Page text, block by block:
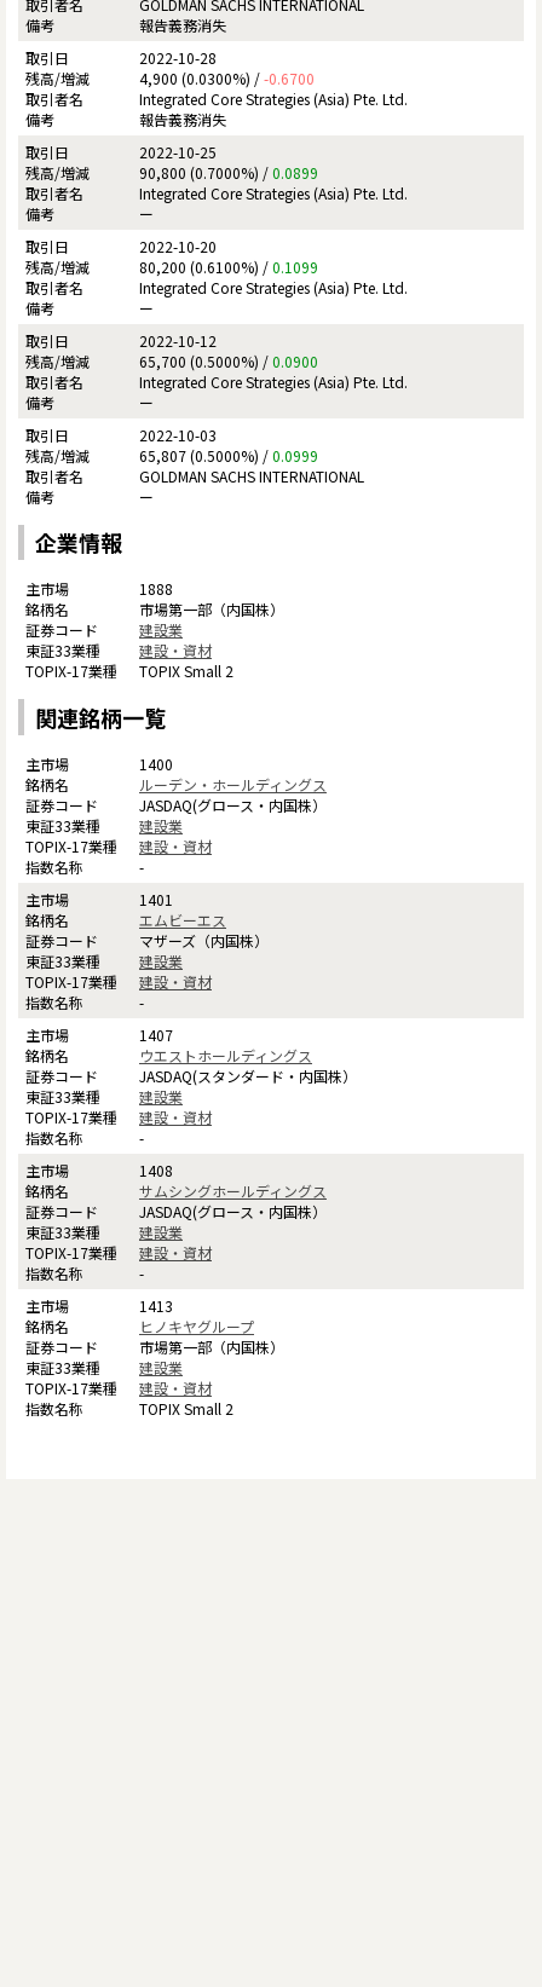
報告義務消失
2022-10-28
4,900 (0.0300%) /-0.6700
Integrated Core Strategies (Asia) Pte. Ltd.
報告義務消失
2022-10-25
90,800 (0.7000%) /0.0899
Integrated Core Strategies (Asia) Pte. Ltd.
ー
2022-10-20
80,200 (0.6100%) /0.1099
Integrated Core Strategies (Asia) Pte. Ltd.
ー
2022-10-12
65,700 (0.5000%) /0.0900
Integrated Core Strategies (Asia) Pte. Ltd.
ー
2022-10-03
65,807 (0.5000%) /0.0999
GOLDMAN SACHS INTERNATIONAL
ー
企業情報
1888
市場第一部（内国株）
建設業
建設・資材
TOPIX Small 2
関連銘柄一覧
1400
ルーデン・ホールディングス
JASDAQ(グロース・内国株）
建設業
建設・資材
-
1401
エムビーエス
マザーズ（内国株）
建設業
建設・資材
-
1407
ウエストホールディングス
JASDAQ(スタンダード・内国株）
建設業
建設・資材
-
1408
サムシングホールディングス
JASDAQ(グロース・内国株）
建設業
建設・資材
-
1413
ヒノキヤグループ
市場第一部（内国株）
建設業
建設・資材
TOPIX Small 2